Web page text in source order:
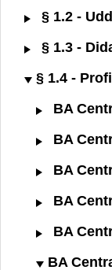
§ 1.2 -
§ 1.3 -
§ 1.4 -
BA
BA
BA
BA
BA
BA